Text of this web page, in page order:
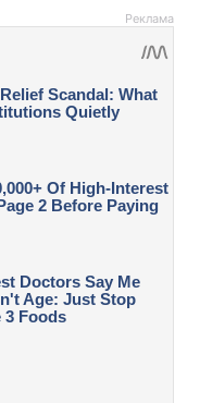
Реклама